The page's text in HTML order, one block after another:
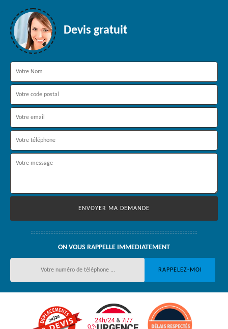
Devis gratuit
ON VOUS RAPPELLE IMMEDIATEMENT